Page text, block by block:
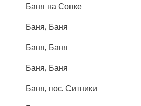
Баня на Сопке
Баня, Баня
Баня, Баня
Баня, Баня
Баня, пос. Ситники